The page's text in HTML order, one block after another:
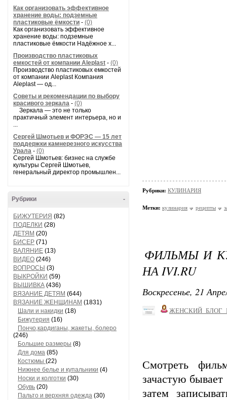
Как организовать эффективное
хранение воды: подземные
пластиковые ёмкости - (0)
Как организовать эффективное
хранение воды: подземные
пластиковые ёмкости Надёжное х...
Производство пластиковых
емкостей от компании Aleplast - (0)
Производство пластиковых емкостей
от компании Aleplast Компания
Aleplast — од...
Советы и рекомендации по выбору
красивого зеркала - (0)
Зеркала — это не только
практичный элемент интерьера, но и
...
Сергей Шмотьев и ФОРЭС — 15 лет
поддержки камнерезного искусства
Урала - (0)
Сергей Шмотьев: бизнес на службе
культуры Сергей Шмотьев,
генеральный директор промышлен...
-
Рубрики
БИЖУТЕРИЯ (82)
ПОДЕЛКИ (28)
ДЕТЯМ (20)
БИСЕР (71)
ВАЛЯНИЕ (13)
ВИДЕО (246)
ВОПРОСЫ (3)
ВЫКРОЙКИ (59)
ВЫШИВКА (436)
ВЯЗАНИЕ ДЕТЯМ (644)
ВЯЗАНИЕ ЖЕНЩИНАМ (1831)
Шали и накидки (18)
Бижутерия (16)
Пончо,кардиганы, жакеты, болеро
(246)
Большие размеры (8)
Для дома (85)
Костюмы (22)
Нижнее белье и купальники (4)
Носки и колготки (30)
Обувь (20)
Пальто и верхняя одежда (30)
Рубрики: КУЛИНАРИЯ
Метки: кулинария рецепты
ФИЛЬМЫ И
НА IVI.RU
Воскресенье, 21
Смотреть
зачастую
затем